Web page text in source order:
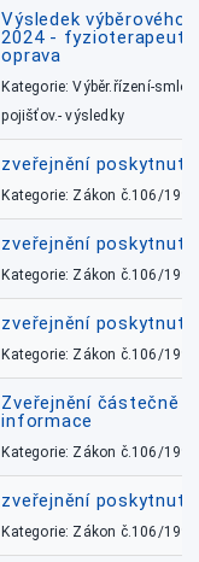
Výsledek výběrového
2024 - fyzioterapeut,
oprava
Kategorie: Výběr.řízení-
pojišťov.- výsledky
zveřejnění
Kategorie: Zákon č.106/1999
zveřejnění
Kategorie: Zákon č.106/1999
zveřejnění
Kategorie: Zákon č.106/1999
Zveřejnění částečně
informace
Kategorie: Zákon č.106/1999
zveřejnění
Kategorie: Zákon č.106/1999